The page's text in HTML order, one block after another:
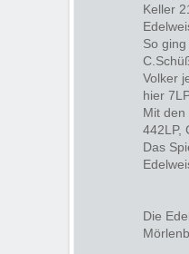
Keller
So
Volker
hier
Mit den
442LP,
Das
Die